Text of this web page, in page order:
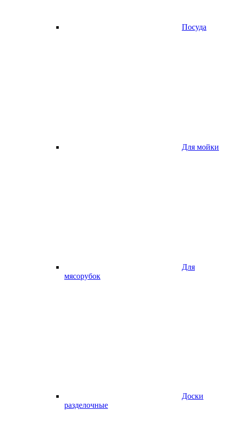
Посуда
Для мойки
Для
мясорубок
Доски
разделочные